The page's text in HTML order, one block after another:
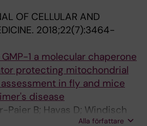
OF CELLULAR AND
2018;22(7):3464-
1 a molecular chaperone
protecting mitochondrial
in fly and mice
disease
Paier B; Havas D; Windisch
Alla författare